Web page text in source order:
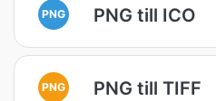
PNG PNG till ICO
PNG PNG till TIFF